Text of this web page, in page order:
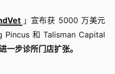
」宣布获 5000 万美元
Pincus 和 Talisman Capital
一步诊所门店扩张。